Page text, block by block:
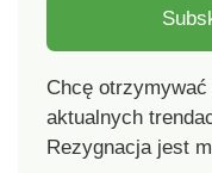
Chcę
aktualnych
Rezygnacja jest